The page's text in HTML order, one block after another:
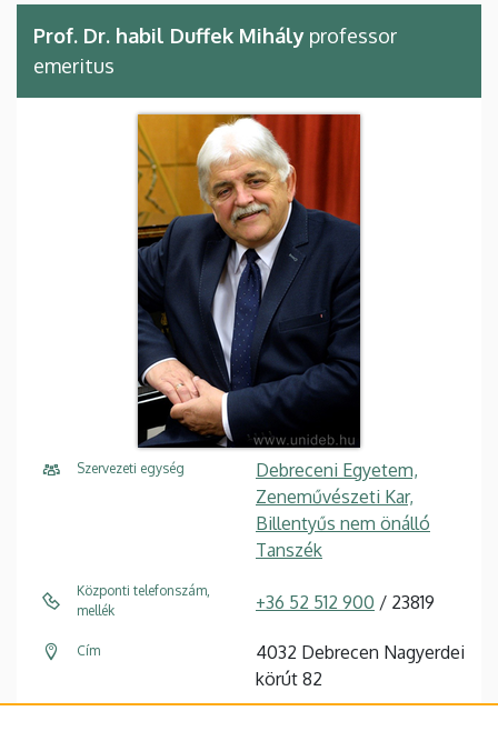
Prof. Dr. habil Duffek Mihály professor
emeritus
Szervezeti egység
Debreceni Egyetem,
Zeneművészeti Kar,
Billentyűs nem önálló
Tanszék
Központi telefonszám,
mellék
+36 52 512 900 / 23819
Cím
4032 Debrecen Nagyerdei
körút 82